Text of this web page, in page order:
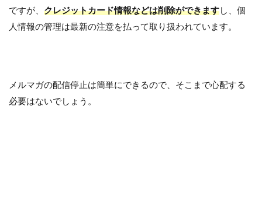
ですが、 クレジットカード情報などは削除ができますし、個
人情報の管理は最新の注意を払って取り扱われています。
メルマガの配信停止は簡単にできるので、そこまで心配する
必要はないでしょう。